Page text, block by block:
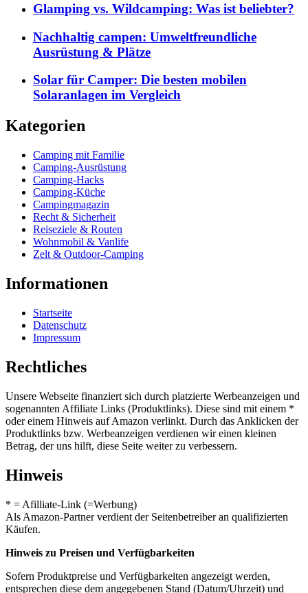
Glamping vs. Wildcamping: Was ist beliebter?
Nachhaltig campen: Umweltfreundliche
Ausrüstung & Plätze
Solar für Camper: Die besten mobilen
Solaranlagen im Vergleich
Kategorien
Camping mit Familie
Camping-Ausrüstung
Camping-Hacks
Camping-Küche
Campingmagazin
Recht & Sicherheit
Reiseziele & Routen
Wohnmobil & Vanlife
Zelt & Outdoor-Camping
Informationen
Startseite
Datenschutz
Impressum
Rechtliches
Unsere Webseite finanziert sich durch platzierte Werbeanzeigen und
sogenannten Affiliate Links (Produktlinks). Diese sind mit einem *
oder einem Hinweis auf Amazon verlinkt. Durch das Anklicken der
Produktlinks bzw. Werbeanzeigen verdienen wir einen kleinen
Betrag, der uns hilft, diese Seite weiter zu verbessern.
Hinweis
* = Afilliate-Link (=Werbung)
Als Amazon-Partner verdient der Seitenbetreiber an qualifizierten
Käufen.
Hinweis zu Preisen und Verfügbarkeiten
Sofern Produktpreise und Verfügbarkeiten angezeigt werden,
entsprechen diese dem angegebenen Stand (Datum/Uhrzeit) und